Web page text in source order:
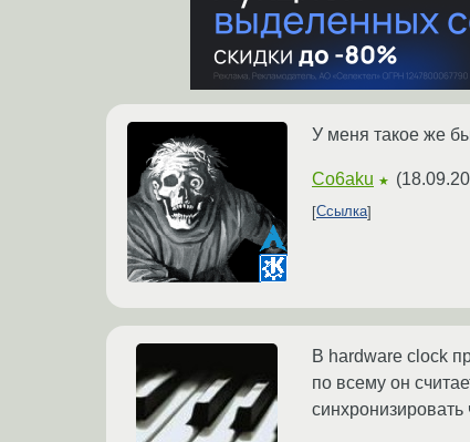
У меня такое же
Co6aku ★ (
Ссылка
В hardware clock
по всему он